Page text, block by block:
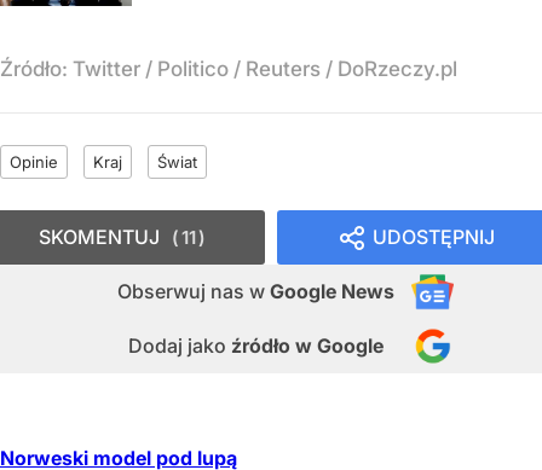
Źródło: Twitter / Politico / Reuters / DoRzeczy.pl
Opinie Kraj Świat
UDOSTĘPNIJ
Obserwuj nas w Google News
Dodaj jako źródło w Google
SKOMENTUJ 11
Norweski model pod lupą